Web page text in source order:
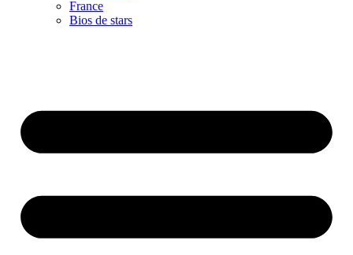
France
Bios de stars